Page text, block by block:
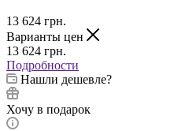
13 624 грн.
Варианты цен
13 624 грн.
Подробности
Нашли дешевле?
Хочу в подарок